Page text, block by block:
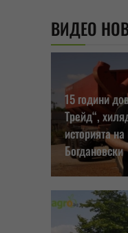
ВИДЕО
15 години
Трейд“,
историята
Богдановски